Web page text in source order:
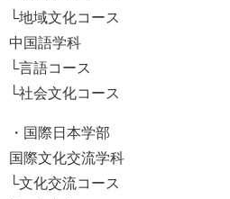
└地域文化コース
中国語学科
└言語コース
└社会文化コース
・国際日本学部
国際文化交流学科
└文化交流コース